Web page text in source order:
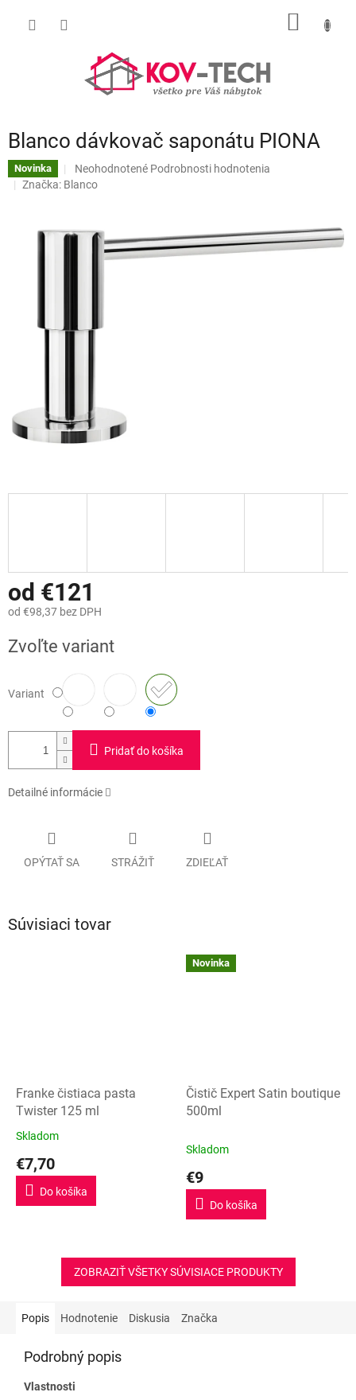
Blanco dávkovač saponátu PIONA
Novinka
Priemerné
hodnotenie
0,0
Neohodnotené Podrobnosti hodnotenia
Značka: Blanco
od €121
od €98,37 bez DPH
cena:
Zvoľte variant
Variant
Pridať do košíka
Detailné informácie
OPÝTAŤ SA STRÁŽIŤ ZDIEĽAŤ
Súvisiaci tovar
Franke čistiaca pasta
Twister 125 ml
Priemerné
produktu
5,0
Skladom
€7,70
Do košíka
Novinka
Čistič Expert Satin boutique
500ml
Skladom
€9
Do košíka
ZOBRAZIŤ VŠETKY SÚVISIACE PRODUKTY
Popis Hodnotenie Diskusia Značka
Podrobný popis
Vlastnosti